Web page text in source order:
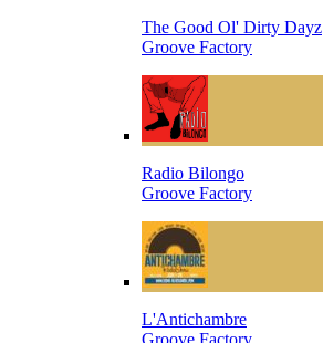
The Good Ol' Dirty Dayz
Groove Factory
Radio Bilongo
Groove Factory
L'Antichambre
Groove Factory